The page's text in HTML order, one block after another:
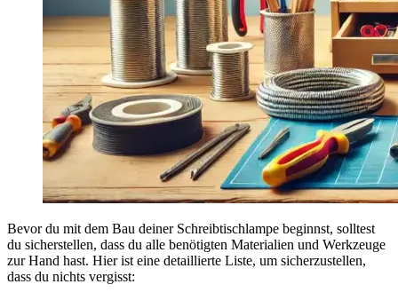
Bevor du mit dem Bau deiner Schreibtischlampe beginnst, solltest
du sicherstellen, dass du alle benötigten Materialien und Werkzeuge
zur Hand hast. Hier ist eine detaillierte Liste, um sicherzustellen,
dass du nichts vergisst: